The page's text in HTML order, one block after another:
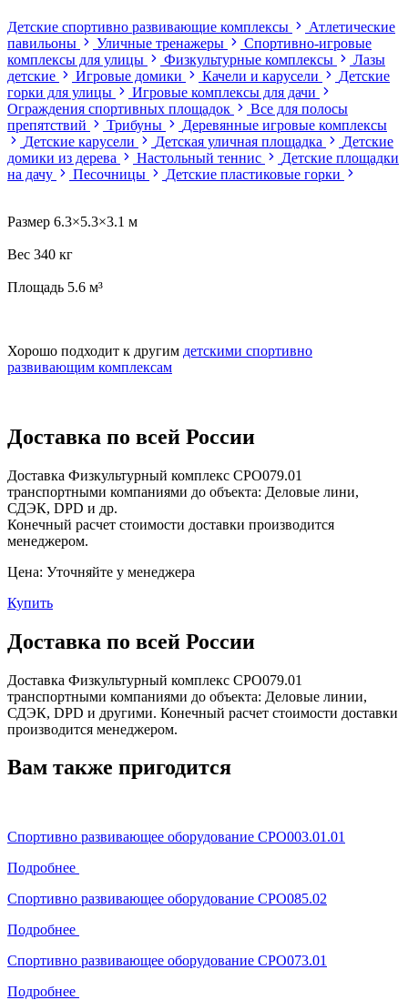
Детские спортивно развивающие комплексы
Атлетические
павильоны
Уличные тренажеры
Спортивно-игровые
комплексы для улицы
Физкультурные комплексы
Лазы
детские
Игровые домики Качели и карусели
Детские
горки для улицы
Игровые комплексы для дачи
Ограждения спортивных площадок
Все для полосы
препятствий
Трибуны
Деревянные игровые комплексы
Детские карусели
Детская уличная площадка
Детские
домики из дерева
Настольный теннис
Детские площадки
на дачу
Песочницы Детские пластиковые горки
Размер 6.3×5.3×3.1 м
Вес 340 кг
Площадь 5.6 м³
Хорошо подходит к другим детскими спортивно
развивающим комплексам
Доставка по всей России
Доставка Физкультурный комплекс СРО079.01
транспортными компаниями до объекта: Деловые лини,
СДЭК, DPD и др.
Конечный расчет стоимости доставки производится
менеджером.
Цена: Уточняйте у менеджера
Купить
Доставка по всей России
Доставка Физкультурный комплекс СРО079.01
транспортными компаниями до объекта: Деловые линии,
СДЭК, DPD и другими. Конечный расчет стоимости доставки
производится менеджером.
Вам также пригодится
Спортивно развивающее оборудование СРО003.01.01
Подробнее
Спортивно развивающее оборудование СРО085.02
Подробнее
Спортивно развивающее оборудование СРО073.01
Подробнее